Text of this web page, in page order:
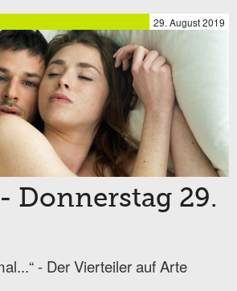
29. August 2019
Donnerstag 29.
- Der Vierteiler auf Arte